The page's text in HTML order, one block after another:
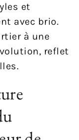
et
avec brio.
à une
reflet